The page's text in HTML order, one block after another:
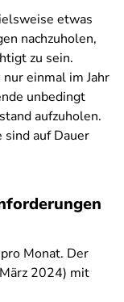
etwas
nachzuholen,
zu sein.
einmal im Jahr
unbedingt
aufzuholen.
auf Dauer
Monat. Der
2024) mit